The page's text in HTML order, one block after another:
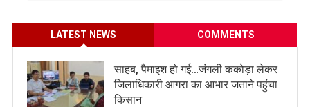
LATEST NEWS COMMENTS
साहब, पैमाइश हो गई…जंगली ककोड़ा लेकर
जिलाधिकारी आगरा का आभार जताने पहुंचा
किसान